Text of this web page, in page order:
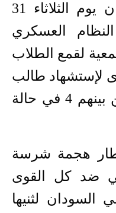
بجامعة زالنجي بالسودان يوم الثلاثاء 31
العسكري
لقمع الطلاب
لإستشهاد طالب
و إصابة 44 طالب(ة) من بينهم 4 في حالة
هجمة شرسة
ضد كل القوى
السودان لثنيها